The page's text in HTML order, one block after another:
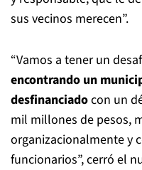
sus vecinos merecen”.
“Vamos a tener un
encontrando un
desfinanciadocon un
mil millones de pesos,
organizacionalmente y
funcionarios”, cerró el